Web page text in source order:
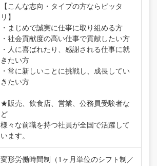
【こんな志向・タイプの方ならピッタ
リ】
・まじめで誠実に仕事に取り組める方
・社会貢献度の高い仕事で貢献したい方
・人に喜ばれたり、感謝される仕事に就
きたい方
・常に新しいことに挑戦し、成長してい
きたい方
★販売、飲食店、営業、公務員受験者な
ど
様々な前職を持つ社員が全国で活躍して
います。
変形労働時間制（1ヶ月単位のシフト制／